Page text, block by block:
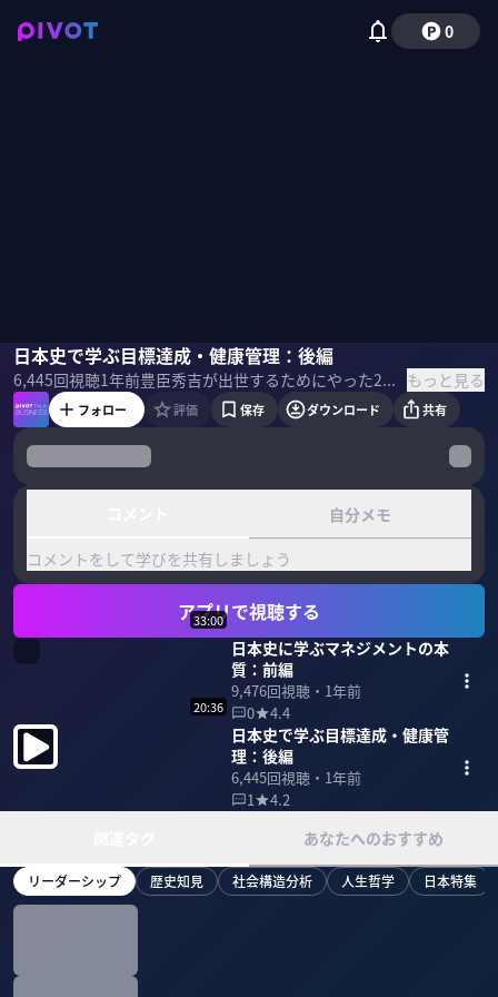
0
日本史で学ぶ目標達成・健康管理：後編
6,445回視聴1年前 豊臣秀吉が出世するためにやった2つのこと、徳川家康が健康であった理由、大久保利通の意志力など、ビジネスパーソンが重視したいことを経営コンサルタントの増田賢作氏が紐解いていく。 もっと見る
増田賢作野嶋紗己子
フォロー 評価 保存 ダウンロード 共有
自分メモ
コメントをして学びを共有しましょう
アプリで視聴する
33:00
日本史に学ぶマネジメントの本
質：前編
9,476回視聴・ 1年前
0
4.4
20:36
日本史で学ぶ目標達成・健康管
理：後編
6,445回視聴・ 1年前
1
4.2
あなたへのおすすめ
リーダーシップ 歴史知見 社会構造分析 人生哲学 日本特集